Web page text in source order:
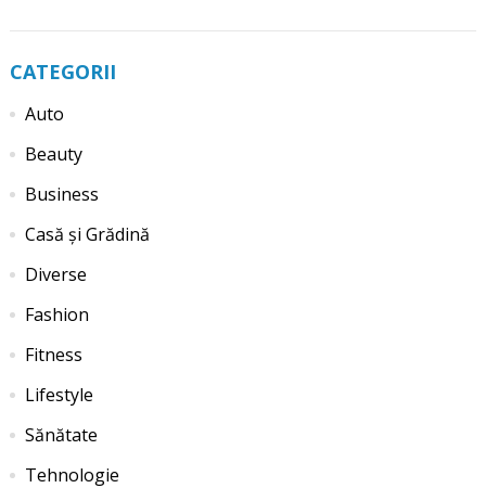
CATEGORII
Auto
Beauty
Business
Casă și Grădină
Diverse
Fashion
Fitness
Lifestyle
Sănătate
Tehnologie